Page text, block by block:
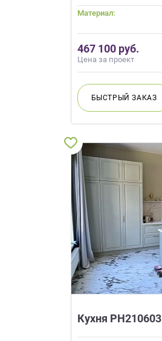
Материал:
467 100 руб.
Цена за проект
БЫСТРЫЙЗАКАЗ
Кухня РН210603